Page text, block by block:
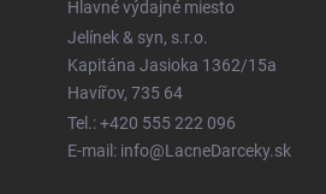
Hlavné výdajné miesto
Jelínek & syn, s.r.o.
Kapitána Jasioka 1362/15a
Havířov, 735 64
Tel.: +420 555 222 096
E-mail: info@LacneDarceky.sk